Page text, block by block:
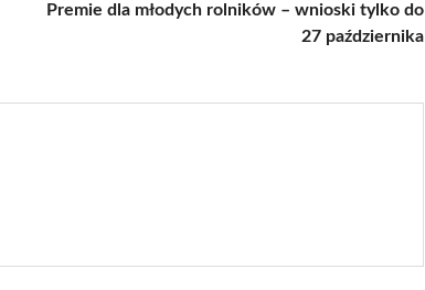
Premie dla młodych rolników – wnioski tylko do
27 października